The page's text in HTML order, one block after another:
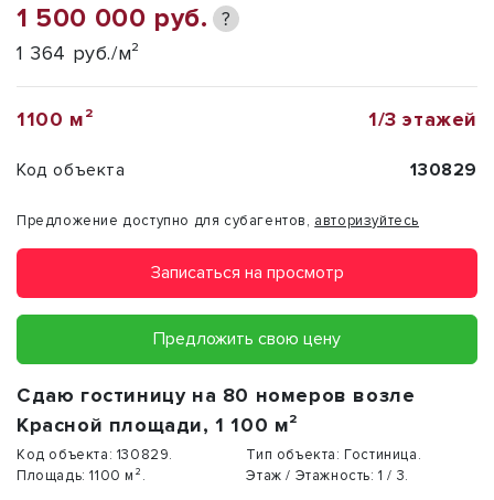
1 500 000 руб. ?
1 364 руб./м²
1100 м² 1/3 этажей
Код объекта 130829
Предложение доступно для субагентов, авторизуйтесь
Записаться на просмотр
Предложить свою цену
Сдаю гостиницу на 80 номеров возле
Красной площади, 1 100 м²
Код объекта: 130829. Тип объекта: Гостиница.
Площадь: 1100 м². Этаж / Этажность: 1 / 3.